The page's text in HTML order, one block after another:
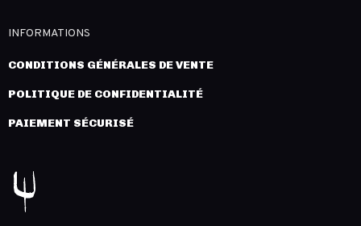
INFORMATIONS
CONDITIONS GÉNÉRALES DE VENTE
POLITIQUE DE CONFIDENTIALITÉ
PAIEMENT SÉCURISÉ